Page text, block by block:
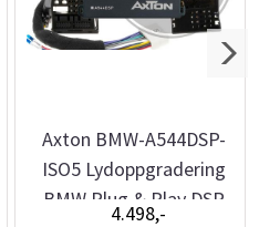
Axton BMW-A544DSP-
ISO5 Lydoppgradering
BMW Plug & Play DSP
4.498,-